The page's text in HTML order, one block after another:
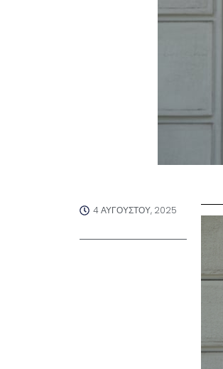
4 ΑΥΓΟΎΣΤΟΥ, 2025